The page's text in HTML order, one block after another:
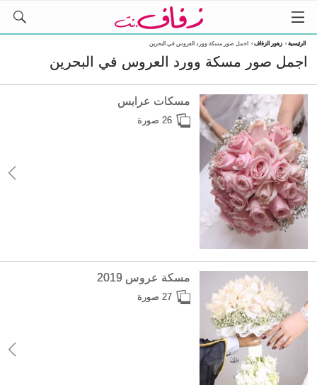
الرئيسية› زهور الزفاف› اجمل صور مسكة وورد العروس في البحرين
اجمل صور مسكة وورد العروس في البحرين
مسكات عرايس
26 صورة
مسكة عروس 2019
27 صورة